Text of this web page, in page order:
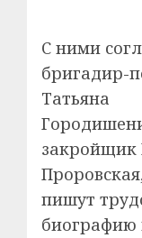
С ними
бригадир-
Татьяна
закройщик
пишут
биографию